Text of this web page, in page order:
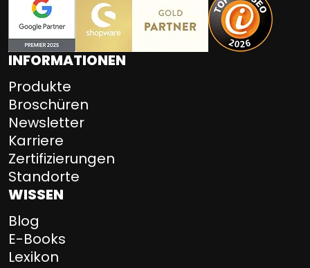
INFORMATIONEN
Produkte
Broschüren
Newsletter
Karriere
Zertifizierungen
Standorte
WISSEN
Blog
E-Books
Lexikon